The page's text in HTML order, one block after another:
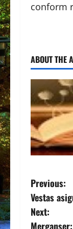
conform
ABOUT THE
P
o
Previous:
Vestas
Next: